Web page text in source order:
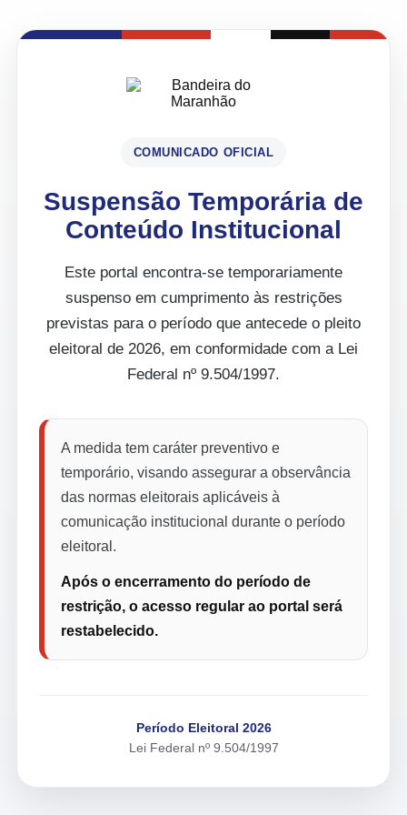
COMUNICADO OFICIAL
Suspensão Temporária de
Conteúdo Institucional
Este portal encontra-se temporariamente
suspenso em cumprimento às restrições
previstas para o período que antecede o pleito
eleitoral de 2026, em conformidade com a Lei
Federal nº 9.504/1997.
A medida tem caráter preventivo e
temporário, visando assegurar a observância
das normas eleitorais aplicáveis à
comunicação institucional durante o período
eleitoral.
Após o encerramento do período de
restrição, o acesso regular ao portal será
restabelecido.
Período Eleitoral 2026
Lei Federal nº 9.504/1997